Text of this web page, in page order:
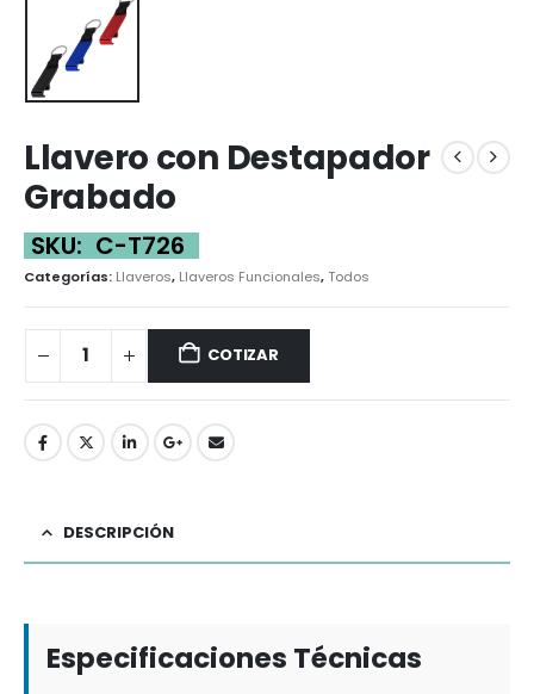
Llavero con Destapador
Grabado
SKU: C-T726
Categorías: Llaveros, Llaveros Funcionales,Todos
COTIZAR
DESCRIPCIÓN
Especificaciones Técnicas